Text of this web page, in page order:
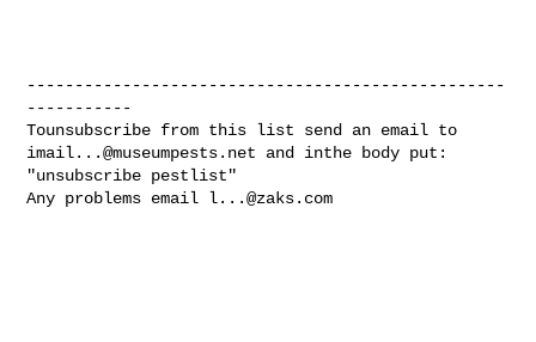
--------------------------------------------------
-----------
imail...@museumpests.net and inthe body put:
"unsubscribe pestlist"
Any problems email l...@zaks.com